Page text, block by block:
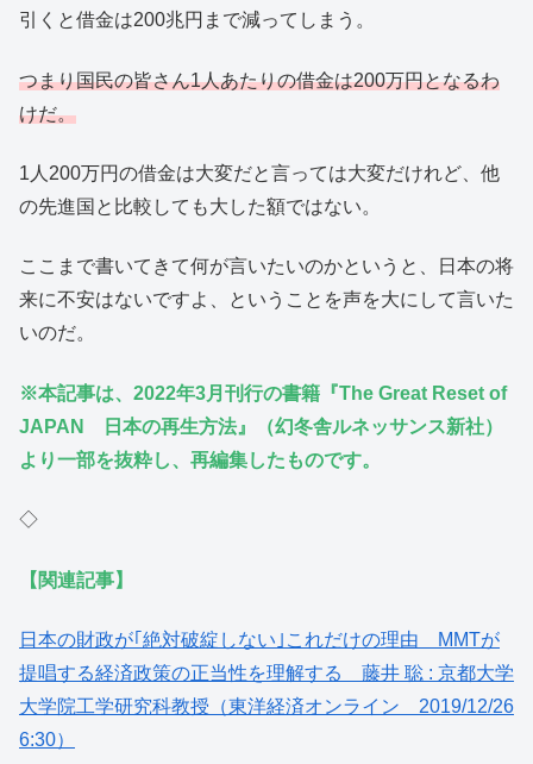
引くと借金は200兆円まで減ってしまう。
つまり国民の皆さん1人あたりの借金は200万円となるわ
けだ。
1人200万円の借金は大変だと言っては大変だけれど、他
の先進国と比較しても大した額ではない。
ここまで書いてきて何が言いたいのかというと、日本の将
来に不安はないですよ、ということを声を大にして言いた
いのだ。
※本記事は、2022年3月刊行の書籍『The Great Reset of
JAPAN 日本の再生方法』（幻冬舎ルネッサンス新社）
より一部を抜粋し、再編集したものです。
◇
【関連記事】
日本の財政が｢絶対破綻しない｣これだけの理由 MMTが
提唱する経済政策の正当性を理解する 藤井 聡 : 京都大学
大学院工学研究科教授（東洋経済オンライン 2019/12/26
6:30）